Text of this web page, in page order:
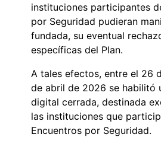
instituciones participantes
por Seguridad pudieran
fundada, su eventual
específicas del Plan.
A tales efectos, entre el 26
de abril de 2026 se habilitó
digital cerrada, destinada
las instituciones que
Encuentros por Seguridad.